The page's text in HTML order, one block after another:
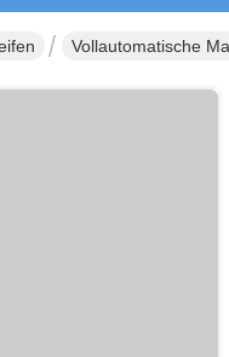
Vollautomatische